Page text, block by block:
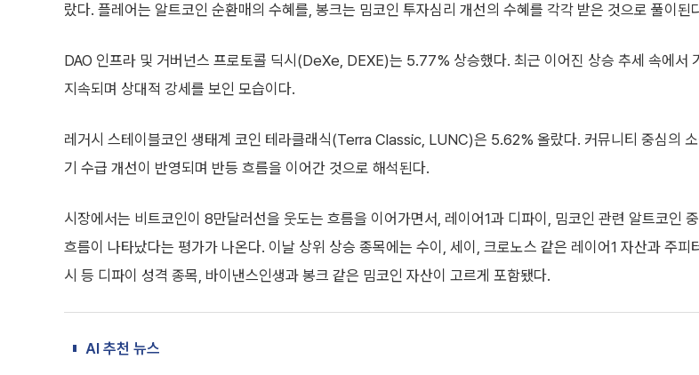
랐다. 플레어는 알트코인 순환매의 수혜를, 봉크는 밈코인 투자심리 개선의 수혜를 각각 받은 것으로 풀이된
DAO 인프라 및 거버넌스 프로토콜 딕시(DeXe, DEXE)는 5.77% 상승했다. 최근 이어진 상승 추세 속에서
지속되며 상대적 강세를 보인 모습이다.
레거시 스테이블코인 생태계 코인 테라클래식(Terra Classic, LUNC)은 5.62% 올랐다. 커뮤니티 중심의
기 수급 개선이 반영되며 반등 흐름을 이어간 것으로 해석된다.
시장에서는 비트코인이 8만달러선을 웃도는 흐름을 이어가면서, 레이어1과 디파이, 밈코인 관련 알트코인
흐름이 나타났다는 평가가 나온다. 이날 상위 상승 종목에는 수이, 세이, 크로노스 같은 레이어1 자산과 주피
시 등 디파이 성격 종목, 바이낸스인생과 봉크 같은 밈코인 자산이 고르게 포함됐다.
AI 추천 뉴스